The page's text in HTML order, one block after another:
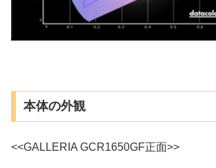
本体の外観
<<GALLERIA GCR1650GF正面>>